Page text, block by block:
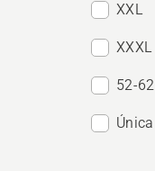
XXL
XXXL
52-62
Única